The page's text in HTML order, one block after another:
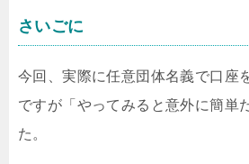
さいごに
今回、実際に任意団体名義で口座
ですが「やってみると意外に簡単
た。